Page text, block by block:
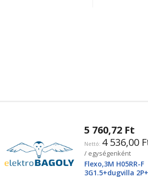
5 760,72 Ft
4 536,00
/ egységenként
Flexo,3M H05RR-F
3G1.5+dugvilla